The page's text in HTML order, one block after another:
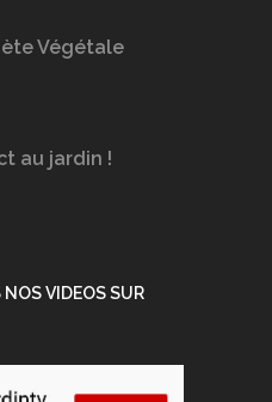
Végétale
au jardin !
VIDEOS SUR